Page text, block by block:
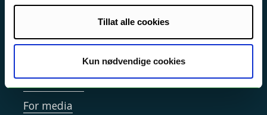
Tillat alle cookies
Kun nødvendige cookies
Tilgjengelighetserklæring
Kontakt UiT
For media